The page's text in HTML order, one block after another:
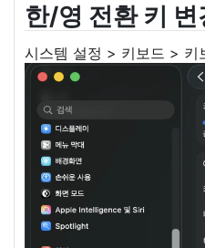
한/영 전환 키
시스템 설정 > 키보드 >